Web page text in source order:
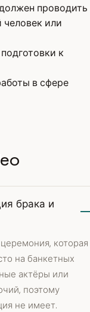
проводить
или
к
в сфере
брака и
которая
на банкетных
актёры или
поэтому
не имеет.